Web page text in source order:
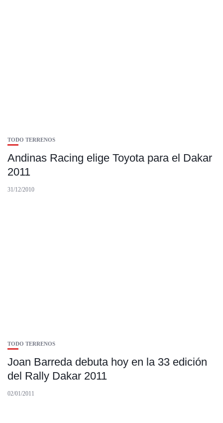
TODO TERRENOS
Andinas Racing elige Toyota para el Dakar
2011
31/12/2010
TODO TERRENOS
Joan Barreda debuta hoy en la 33 edición
del Rally Dakar 2011
02/01/2011